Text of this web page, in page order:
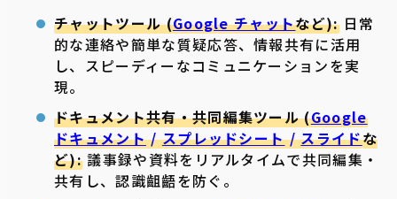
チャットツール (Google チャットなど):日常
的な連絡や簡単な質疑応答、情報共有に活用
し、スピーディーなコミュニケーションを実
現。
ドキュメント共有・共同編集ツール (Google
ドキュメント/スプレッドシート/スライドな
ど):議事録や資料をリアルタイムで共同編集・
共有し、認識齟齬を防ぐ。